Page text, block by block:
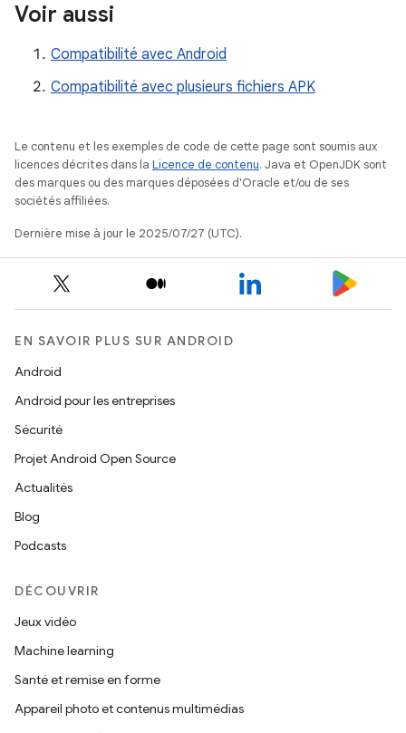
Voir aussi
Compatibilité avec Android
Compatibilité avec plusieurs fichiers APK
Le contenu et les exemples de code de cette page sont soumis aux
licences décrites dans la Licence de contenu. Java et OpenJDK sont
des marques ou des marques déposées d'Oracle et/ou de ses
sociétés affiliées.
Dernière mise à jour le 2025/07/27 (UTC).
EN SAVOIR PLUS SUR ANDROID
Android
Android pour les entreprises
Sécurité
Projet Android Open Source
Actualités
Blog
Podcasts
DÉCOUVRIR
Jeux vidéo
Machine learning
Santé et remise en forme
Appareil photo et contenus multimédias